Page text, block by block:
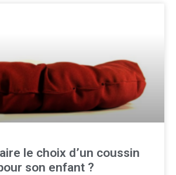
le choix d’un coussin
son enfant ?